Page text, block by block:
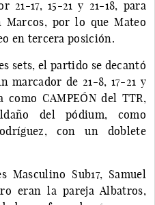
21-17, 15-21 y 21-18, para
por lo que Mateo
en tercera posición.
sets, el partido se decantó
marcador de 21-8, 17-21 y
CAMPEÓN del TTR,
del pódium, como
con un doblete
Sub17, Samuel
eran la pareja Albatros,